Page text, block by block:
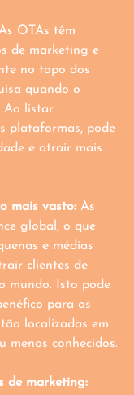
OTAs têm
de marketing e
no topo dos
quando o
Ao listar
plataformas, pode
e atrair mais
mais vasto: As
global, o que
e médias
clientes de
mundo. Isto pode
para os
localizadas em
menos conhecidos.
de marketing: